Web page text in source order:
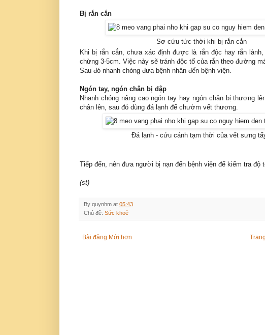
Bị rắn cắn
Sơ cứu tức thời khi bị rắn cắn
Khi bị rắn cắn, chưa xác định được là rắn độc hay rắn
chừng 3-5cm. Việc này sẽ tránh độc tố của rắn theo đường
Sau đó nhanh chóng đưa bệnh nhân đến bệnh viện.
Ngón tay, ngón chân bị dập
Nhanh chóng nâng cao ngón tay hay ngón chân bị thương
chân lên, sau đó dùng đá lạnh để chườm vết thương.
Đá lạnh - cứu cánh tạm thời của vết sưng
Tiếp đến, nên đưa người bị nạn đến bệnh viện để kiểm tra
(st)
By quynhm at 05:43
Chủ đề: Sức khoẻ
Bài đăng Mới hơn